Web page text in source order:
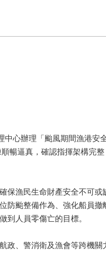
心辦理「颱風期間漁港安
暢逼真，確認指揮架構完
漁民生命財產安全不可
颱整備作為、強化船員
到人員零傷亡的目標。
政、警消衛及漁會等跨機